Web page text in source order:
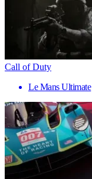
Call of Duty
Le Mans Ultimate